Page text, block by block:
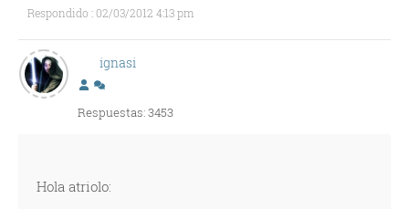
Respondido : 02/03/2012 4:13 pm
ignasi
Respuestas: 3453
Hola atriolo: